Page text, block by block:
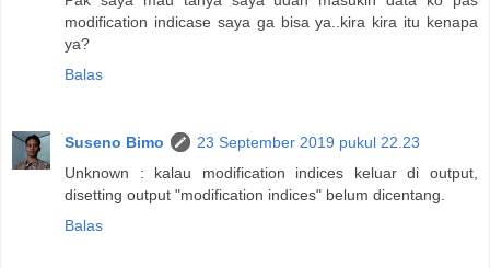
modification indicase saya ga bisa ya..kira kira itu kenapa
ya?
Balas
Suseno Bimo
23 September 2019 pukul 22.23
Unknown : kalau modification indices keluar di output,
disetting output "modification indices" belum dicentang.
Balas